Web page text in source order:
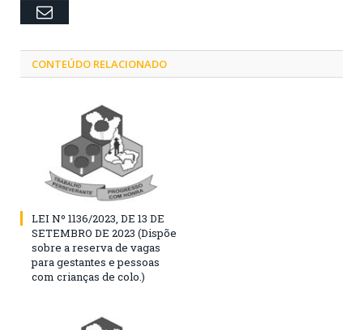
Email
CONTEÚDO RELACIONADO
LEI Nº 1136/2023, DE 13 DE
SETEMBRO DE 2023 (Dispõe
sobre a reserva de vagas
para gestantes e pessoas
com crianças de colo.)